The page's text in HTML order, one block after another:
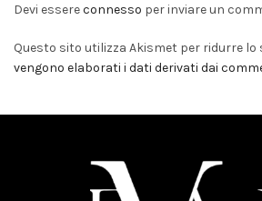
Devi essereconnesso per inviare un
Questo sito utilizza Akismet per ridurre lo
vengono elaborati i dati derivati dai